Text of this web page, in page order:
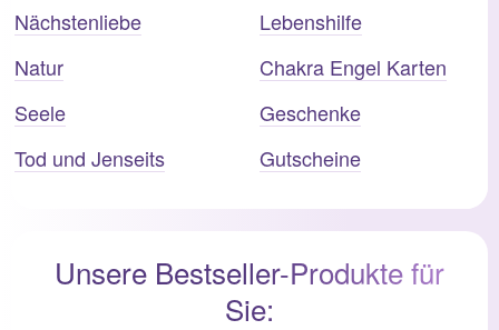
Nächstenliebe
Natur
Seele
Tod und Jenseits
Lebenshilfe
Chakra Engel Karten
Geschenke
Gutscheine
Unsere Bestseller-Produkte für
Sie: